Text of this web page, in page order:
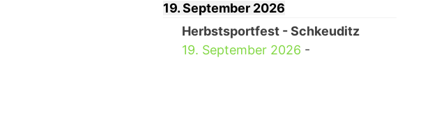
19. September 2026
Herbstsportfest - Schkeuditz
19. September 2026 -